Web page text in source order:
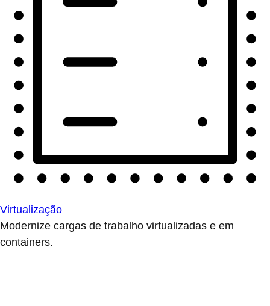
Virtualização
Modernize cargas de trabalho virtualizadas e em
containers.